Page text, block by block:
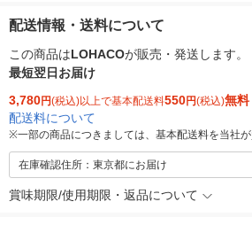
配送情報・送料について
この商品はLOHACOが販売・発送します。
最短翌日お届け
3,780円(税込)以上で基本配送料550円(税込)無料
配送料について
※一部の商品につきましては、基本配送料を当社が
在庫確認住所：東京都にお届け
賞味期限/使用期限・返品について